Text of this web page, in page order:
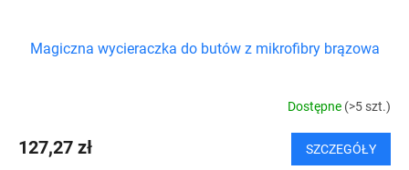
Magiczna wycieraczka do butów z mikrofibry brązowa
Dostępne (>5 szt.)
127,27 zł SZCZEGÓŁY